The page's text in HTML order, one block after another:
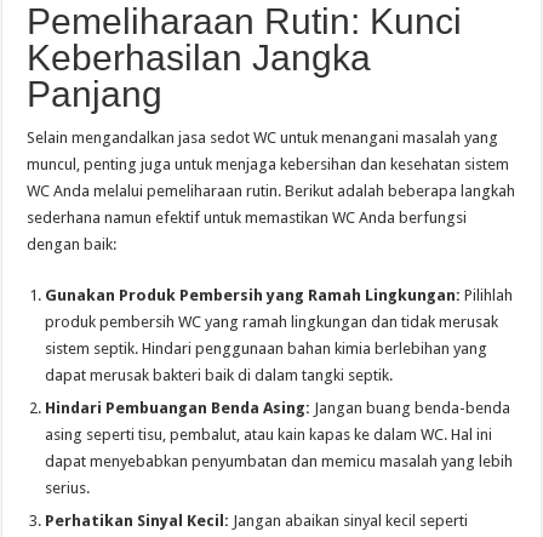
Pemeliharaan Rutin: Kunci
Keberhasilan Jangka
Panjang
Selain mengandalkan jasa sedot WC untuk menangani masalah yang
muncul, penting juga untuk menjaga kebersihan dan kesehatan sistem
WC Anda melalui pemeliharaan rutin. Berikut adalah beberapa langkah
sederhana namun efektif untuk memastikan WC Anda berfungsi
dengan baik:
Gunakan Produk Pembersih yang Ramah Lingkungan: Pilihlah
produk pembersih WC yang ramah lingkungan dan tidak merusak
sistem septik. Hindari penggunaan bahan kimia berlebihan yang
dapat merusak bakteri baik di dalam tangki septik.
Hindari Pembuangan Benda Asing: Jangan buang benda-benda
asing seperti tisu, pembalut, atau kain kapas ke dalam WC. Hal ini
dapat menyebabkan penyumbatan dan memicu masalah yang lebih
serius.
Perhatikan Sinyal Kecil: Jangan abaikan sinyal kecil seperti